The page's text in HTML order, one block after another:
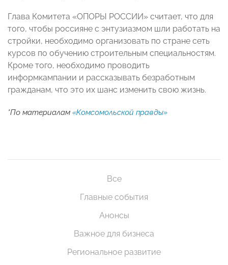
Глава Комитета «ОПОРЫ РОССИИ» считает, что для
того, чтобы россияне с энтузиазмом шли работать на
стройки, необходимо организовать по стране сеть
курсов по обучению строительным специальностям.
Кроме того, необходимо проводить
информкампании и рассказывать безработным
гражданам, что это их шанс изменить свою жизнь.
*По материалам «Комсомольской правды»
Все
Главные события
Анонсы
Важное для бизнеса
Региональное развитие